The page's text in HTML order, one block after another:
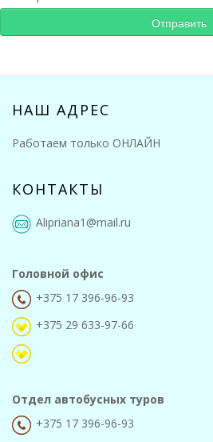
НАШ АДРЕС
Работаем только ОНЛАЙН
КОНТАКТЫ
Alipriana1@mail.ru
Головной офис
+375 17 396-96-93
+375 29 633-97-66
Отдел автобусных туров
+375 17 396-96-93